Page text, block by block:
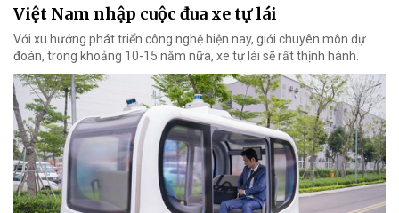
Việt Nam nhập cuộc đua xe tự lái
Với xu hướng phát triển công nghệ hiện nay, giới chuyên môn dự
đoán, trong khoảng 10-15 năm nữa, xe tự lái sẽ rất thịnh hành.